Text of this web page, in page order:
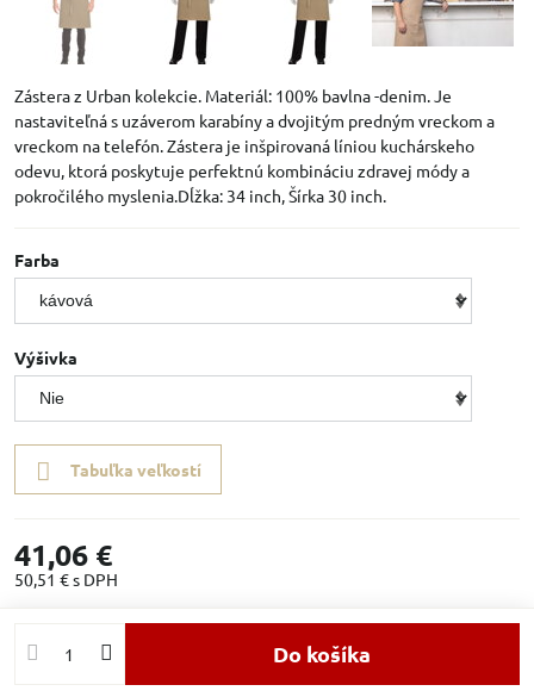
Zástera z Urban kolekcie. Materiál: 100% bavlna -denim. Je
nastaviteľná s uzáverom karabíny a dvojitým predným vreckom a
vreckom na telefón. Zástera je inšpirovaná líniou kuchárskeho
odevu, ktorá poskytuje perfektnú kombináciu zdravej módy a
pokročilého myslenia.Dĺžka: 34 inch, Šírka 30 inch.
Farba
Výšivka
Tabuľka veľkostí
41,06 €
50,51 €s DPH
Do košíka